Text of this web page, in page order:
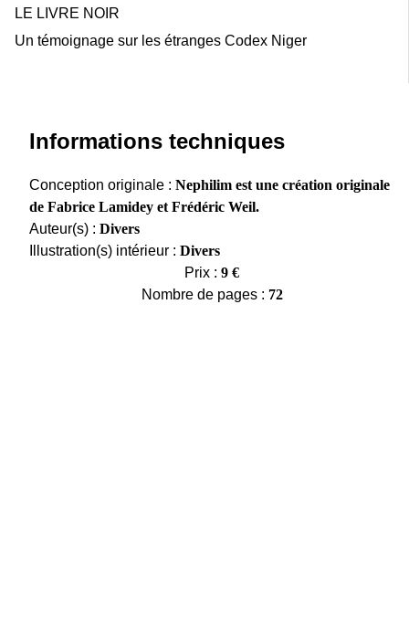
LE LIVRE NOIR
Un témoignage sur les étranges Codex Niger
Informations techniques
Conception originale : Nephilim est une création originale
de Fabrice Lamidey et Frédéric Weil.
Auteur(s) : Divers
Illustration(s) intérieur : Divers
Prix : 9 €
Nombre de pages : 72